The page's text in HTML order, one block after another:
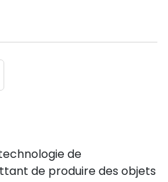
de
de produire des objets